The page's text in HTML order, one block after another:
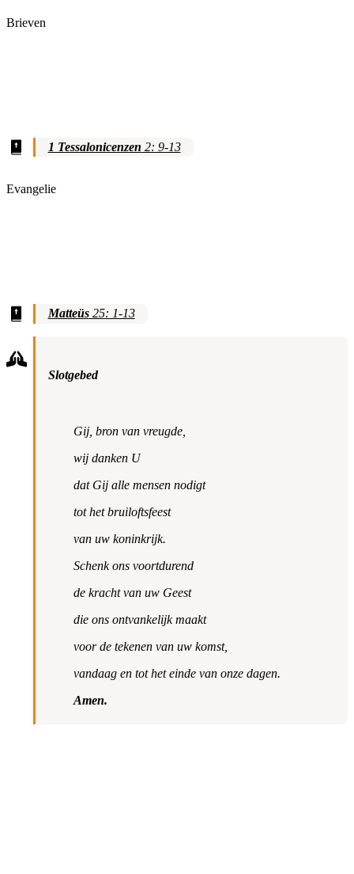
Brieven
1 Tessalonicenzen 2: 9-13
Evangelie
Matteüs25: 1-13
Slotgebed
Gij, bron van vreugde,
wij danken U
dat Gij alle mensen nodigt
tot het bruiloftsfeest
van uw koninkrijk.
Schenk ons voortdurend
de kracht van uw Geest
die ons ontvankelijk maakt
voor de tekenen van uw komst,
vandaag en tot het einde van onze dagen.
Amen.